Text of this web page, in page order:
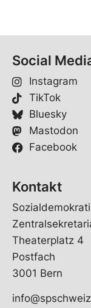
Social
Instagram
TikTok
Bluesky
Mastodon
Facebook
Kontakt
Theaterplatz 4
Postfach
3001 Bern